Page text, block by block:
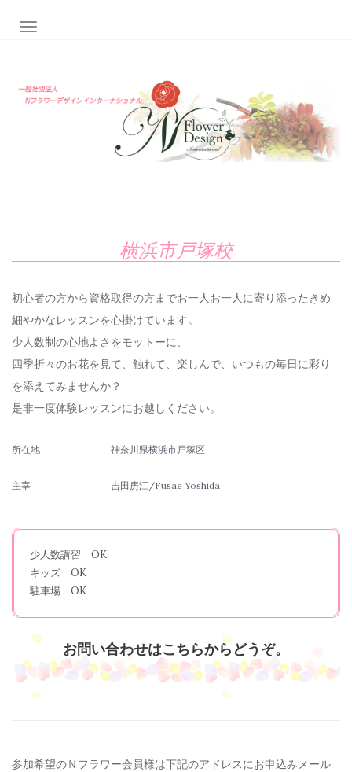
ナビゲーション切り替え
横浜市戸塚校
初心者の方から資格取得の方までお一人お一人に寄り添ったきめ
細やかなレッスンを心掛けています。
少人数制の心地よさをモットーに、
四季折々のお花を見て、触れて、楽しんで、いつもの毎日に彩り
を添えてみませんか？
是非一度体験レッスンにお越しください。
所在地 神奈川県横浜市戸塚区
主宰 吉田房江/Fusae Yoshida
少人数講習 OK
キッズ OK
駐車場 OK
お問い合わせはこちらからどうぞ。
参加希望のＮフラワー会員様は下記のアドレスにお申込みメール